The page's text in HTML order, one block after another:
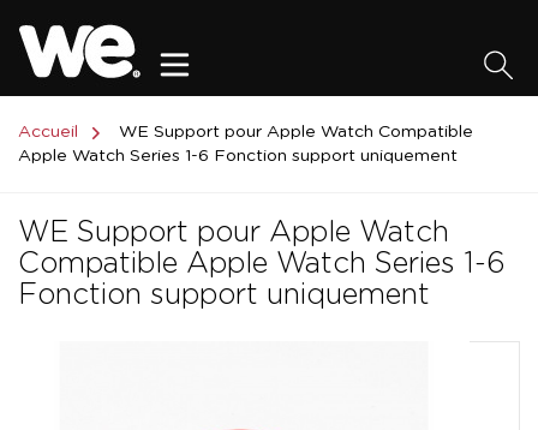
Accueil
WE Support pour Apple Watch Compatible
Apple Watch Series 1-6 Fonction support uniquement
WE Support pour Apple Watch
Compatible Apple Watch Series 1-6
Fonction support uniquement